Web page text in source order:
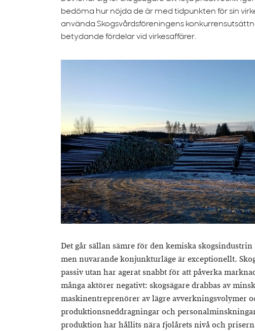
bedöma hur nöjda de är med tidpunkten för sin
använda Skogsvårdsföreningens
betydande fördelar vid virkesaffärer.
Det går sällan sämre för den kemiska
men nuvarande konjunkturläge är exceptionellt.
passiv utan har agerat snabbt för att påverka
många aktörer negativt: skogsägare drabbas av
maskinentreprenörer av lägre avverkningsvolymer
produktionsneddragningar och
produktion har hållits nära fjolårets nivå och